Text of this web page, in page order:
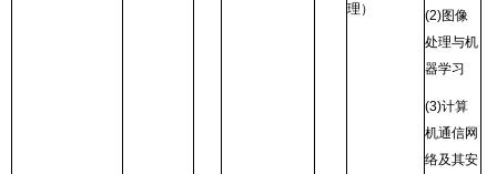
理）
(2)图像
处理与机
器学习
(3)计算
机通信网
络及其安